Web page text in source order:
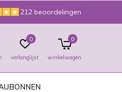
verlanglijst
0
winkelwagen
0
212 beoordelingen